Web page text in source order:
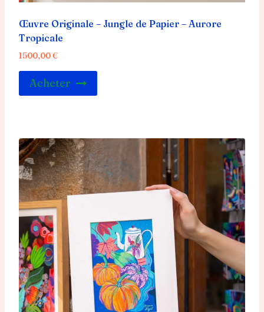
Œuvre Originale – Jungle de Papier – Aurore
Tropicale
1500,00€
Acheter